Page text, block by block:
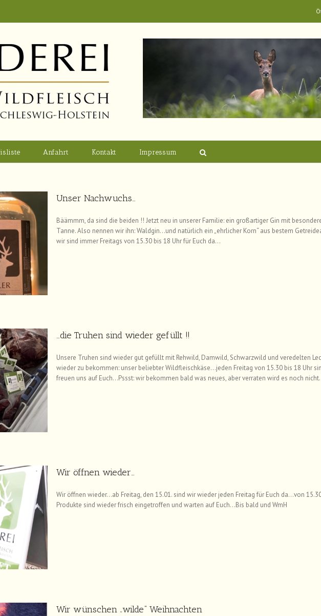
Anfahrt Kontakt Impressum
Unser Nachwuchs…
Bäämmm, da sind die beiden !! Jetzt neu in unserer Familie: ein großartiger Gin mit
Tanne. Also nennen wir ihn: Waldgin…und natürlich ein „ehrlicher Korn“ aus bestem
wir sind immer Freitags von 15.30 bis 18 Uhr für Euch da…
…die Truhen sind wieder gefüllt !!
Unsere Truhen sind wieder gut gefüllt mit Rehwild, Damwild, Schwarzwild und veredelten
wieder zu bekommen: unser beliebter Wildfleischkäse…jeden Freitag von 15.30 bis 18 Uhr
freuen uns auf Euch…Pssst: wir bekommen bald was neues, aber verraten wird es noch
Wir öffnen wieder…
Wir öffnen wieder…ab Freitag, den 15.01. sind wir wieder jeden Freitag für Euch da…von
Produkte sind wieder frisch eingetroffen und warten auf Euch…Bis bald und WmH
Wir wünschen „wilde“ Weihnachten